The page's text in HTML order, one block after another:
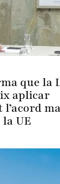
que la
aplicar
UE